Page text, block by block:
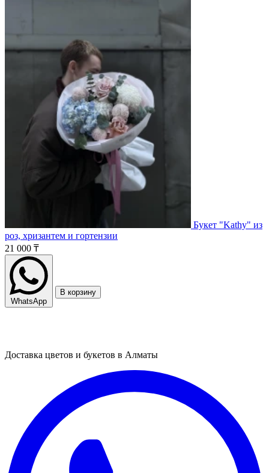
Букет "Kathy" из
роз, хризантем и гортензии
21 000 ₸
WhatsApp
В корзину
Доставка цветов и букетов в Алматы